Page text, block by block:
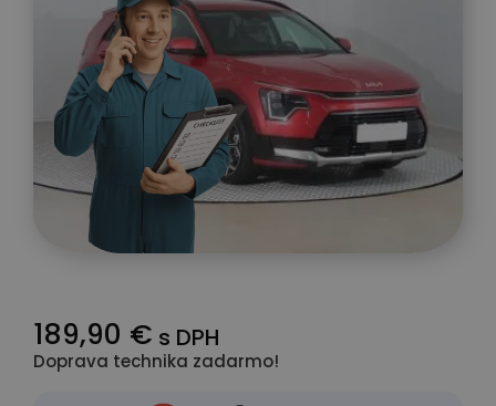
189,90 € s DPH
Doprava technika zadarmo!